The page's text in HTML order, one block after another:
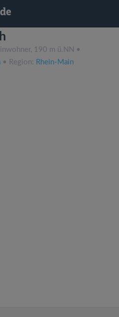
190 m ü.NN •
• Region: Rhein-Main